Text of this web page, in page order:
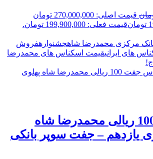
قیمت اصلی: 270,000,000 تومان
تومانقیمت فعلی: 199,900,000 تومان.
مرکزی محمدرضا شاهجشنوارهفروش
های ایرانیقیمت اسکناس های محمدرضا
اسکناس 100 ریالی محمدرضا شاه
یازدهم – جفت سوپر بانکی